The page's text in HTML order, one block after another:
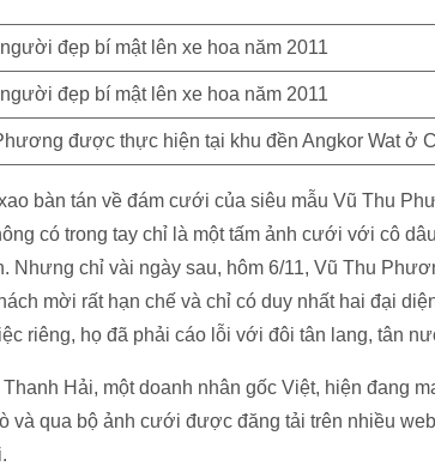
được thực hiện tại khu đền Angkor Wat ở
bàn tán về đám cưới của siêu mẫu Vũ Thu
có trong tay chỉ là một tấm ảnh cưới với cô
chỉ vài ngày sau, hôm 6/11, Vũ Thu
mời rất hạn chế và chỉ có duy nhất hai đại
riêng, họ đã phải cáo lỗi với đôi tân lang, tân
Hải, một doanh nhân gốc Việt, hiện đang
và qua bộ ảnh cưới được đăng tải trên nhiều